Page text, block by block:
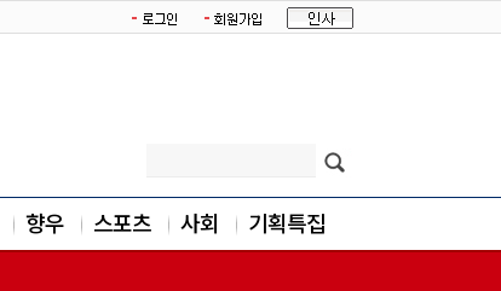
향우 스포츠 사회 기획특집